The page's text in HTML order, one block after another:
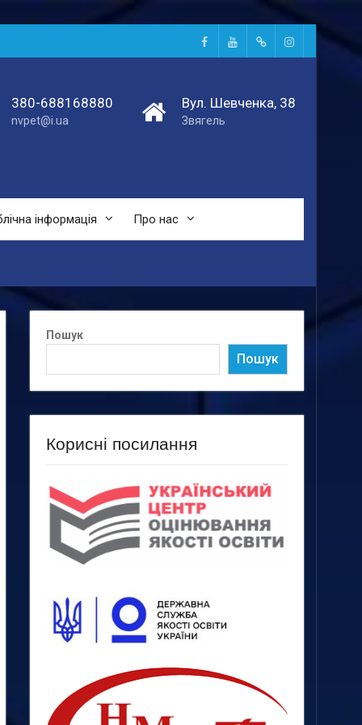
FacebookYoutubeTelegtamInstagram
380-688168880
nvpet@i.ua
Вул. Шевченка, 38
Звягель
інформація Про нас
Пошук
Пошук
Корисні посилання